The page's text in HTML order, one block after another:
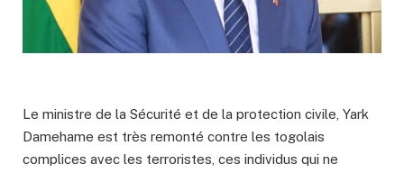
Le ministre de la Sécurité et de la protection civile, Yark
Damehame est très remonté contre les togolais
complices avec les terroristes, ces individus qui ne